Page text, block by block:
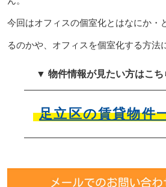
今回はオフィスの個室化とはなにか・
るのかや、オフィスを個室化する方法
▼ 物件情報が見たい方はこ
足立区の賃貸物件